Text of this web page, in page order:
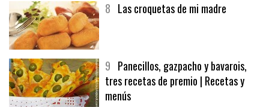
8 Las croquetas de mi madre
9 Panecillos, gazpacho y bavarois,
tres recetas de premio | Recetas y
menús